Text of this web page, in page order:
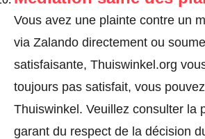
Vous avez une plainte contre un
via Zalando directement ou
satisfaisante, Thuiswinkel.org
toujours pas satisfait, vous
Thuiswinkel. Veuillez consulter la
garant du respect de la décision